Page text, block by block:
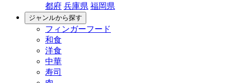
都府 兵庫県 福岡県
ジャンルから探す
フィンガーフード
和食
洋食
中華
寿司